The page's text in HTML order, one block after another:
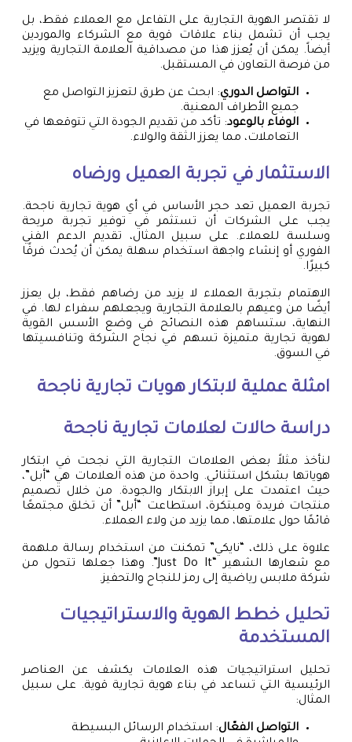
لا تقتصر الهوية التجارية على التفاعل مع العملاء فقط، بل
يجب أن تشمل بناء علاقات قوية مع الشركاء والموردين
أيضاً. يمكن أن يُعزز هذا من مصداقية العلامة التجارية ويزيد
من فرصة التعاون في المستقبل.
التواصل الدوري: ابحث عن طرق لتعزيز التواصل مع
جميع الأطراف المعنية.
الوفاء بالوعود: تأكد من تقديم الجودة التي تتوقعها في
التعاملات، مما يعزز الثقة والولاء.
الاستثمار في تجربة العميل ورضاه
تجربة العميل تعد حجر الأساس في أي هوية تجارية ناجحة.
يجب على الشركات أن تستثمر في توفير تجربة مريحة
وسلسة للعملاء. على سبيل المثال، تقديم الدعم الفني
الفوري أو إنشاء واجهة استخدام سهلة يمكن أن يُحدث فرقًا
كبيرًا.
الاهتمام بتجربة العملاء لا يزيد من رضاهم فقط، بل يعزز
أيضًا من وعيهم بالعلامة التجارية ويجعلهم سفراء لها. في
النهاية، ستساهم هذه النصائح في وضع الأسس القوية
لهوية تجارية متميزة تسهم في نجاح الشركة وتنافسيتها
في السوق.
امثلة عملية لابتكار هويات تجارية ناجحة
دراسة حالات لعلامات تجارية ناجحة
لنأخذ مثلاً بعض العلامات التجارية التي نجحت في ابتكار
هوياتها بشكل استثنائي. واحدة من هذه العلامات هي “أبل”،
حيث اعتمدت على إبراز الابتكار والجودة. من خلال تصميم
منتجات فريدة ومبتكرة، استطاعت “أبل” أن تخلق مجتمعًا
قائمًا حول علامتها، مما يزيد من ولاء العملاء.
علاوة على ذلك، “نايكي” تمكنت من استخدام رسالة ملهمة
مع شعارها الشهير “Just Do It”. وهذا جعلها تتحول من
شركة ملابس رياضية إلى رمز للنجاح والتحفيز.
تحليل خطط الهوية والاستراتيجيات
المستخدمة
تحليل استراتيجيات هذه العلامات يكشف عن العناصر
الرئيسية التي تساعد في بناء هوية تجارية قوية. على سبيل
المثال:
التواصل الفعّال: استخدام الرسائل البسيطة